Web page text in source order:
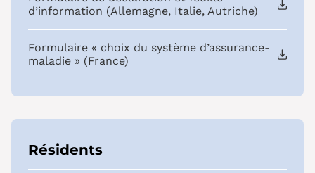
d’information (Allemagne, Italie, Autriche)
Formulaire « choix du système d’assurance-
maladie » (France)
Résidents